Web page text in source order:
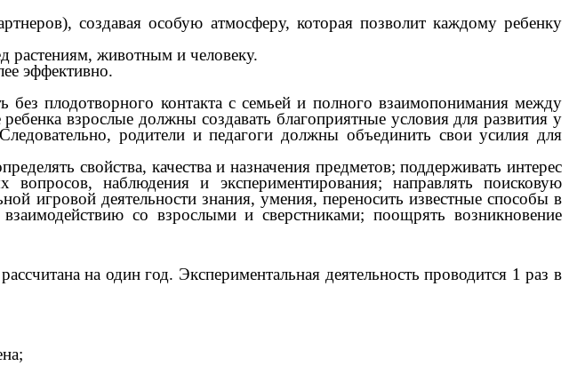
создавая особую атмосферу, которая позволит каждому ребенку
растениям, животным и человеку.
эффективно.
плодотворного контакта с семьей и полного взаимопонимания между
взрослые должны создавать благоприятные условия для развития у
родители и педагоги должны объединить свои усилия для
свойства, качества и назначения предметов; поддерживать интерес
наблюдения и экспериментирования; направлять поисковую
игровой деятельности знания, умения, переносить известные способы в
со взрослыми и сверстниками; поощрять возникновение
на один год. Экспериментальная деятельность проводится 1 раз в